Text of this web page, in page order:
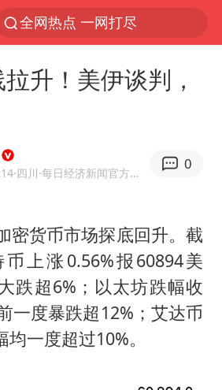
全网热点 一网打尽
升！美伊谈判，
·四川 ·每日经济新闻官方网易号
0
密货币市场探底回升。截
上涨0.56%报60894美
跌超6%；以太坊跌幅收
一度暴跌超12%；艾达币
一度超过10%。